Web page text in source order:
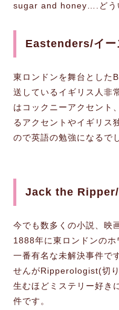
sugar and honey….どう
Eastenders/イー
東ロンドンを舞台とした
送しているイギリス人非
はコックニーアクセント
るアクセントやイギリス
ので英語の勉強になるで
Jack the Ripper/
今でも数多くの小説、映
1888年に東ロンドンの
一番有名な未解決事件で
せんがRipperologist(切
生むほどミステリー好き
件です。